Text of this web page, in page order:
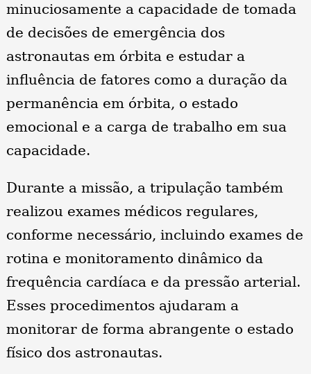
minuciosamente a capacidade de tomada
de decisões de emergência dos
astronautas em órbita e estudar a
influência de fatores como a duração da
permanência em órbita, o estado
emocional e a carga de trabalho em sua
capacidade.
Durante a missão, a tripulação também
realizou exames médicos regulares,
conforme necessário, incluindo exames de
rotina e monitoramento dinâmico da
frequência cardíaca e da pressão arterial.
Esses procedimentos ajudaram a
monitorar de forma abrangente o estado
físico dos astronautas.